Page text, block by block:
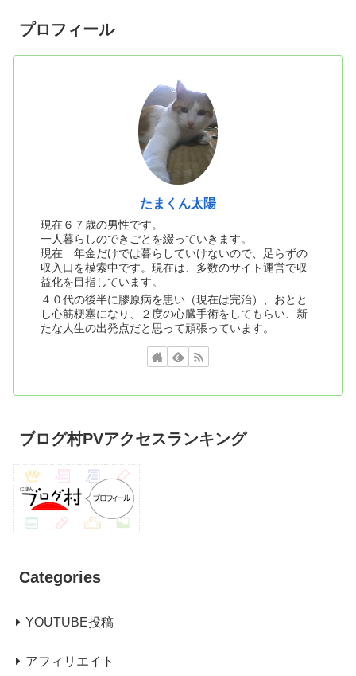
プロフィール
たまくん太陽
現在６７歳の男性です。
一人暮らしのできごとを綴っていきます。
現在 年金だけでは暮らしていけないので、足らずの
収入口を模索中です。現在は、多数のサイト運営で収
益化を目指しています。
４０代の後半に膠原病を患い（現在は完治）、おとと
し心筋梗塞になり、２度の心臓手術をしてもらい、新
たな人生の出発点だと思って頑張っています。
ブログ村PVアクセスランキング
Categories
YOUTUBE投稿
アフィリエイト